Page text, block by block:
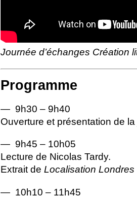
Journée d’échanges Création
Programme
— 9h30 – 9h40
Ouverture et présentation de
— 9h45 – 10h05
Lecture de Nicolas Tardy.
Extrait de Localisation Londres
— 10h10 – 11h45